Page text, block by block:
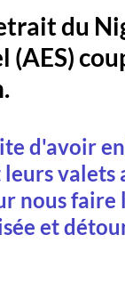
du
(AES)
d'avoir
nous faire
et